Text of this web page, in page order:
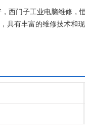
西门子工业电脑维修
具有丰富的维修技术和